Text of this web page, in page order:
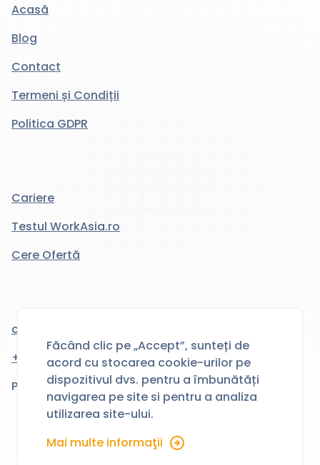
Făcând clic pe „Accept”, sunteți de
acord cu stocarea cookie-urilor pe
dispozitivul dvs. pentru a îmbunătăți
navigarea pe site si pentru a analiza
utilizarea site-ului.
Mai multe informaţii
Acasă
Blog
Contact
Termeni și Condiții
Politica GDPR
Cariere
Testul WorkAsia.ro
Cere Ofertă
contact@workasia.ro
+40 743 098 272
Program 9:00 - 18:00